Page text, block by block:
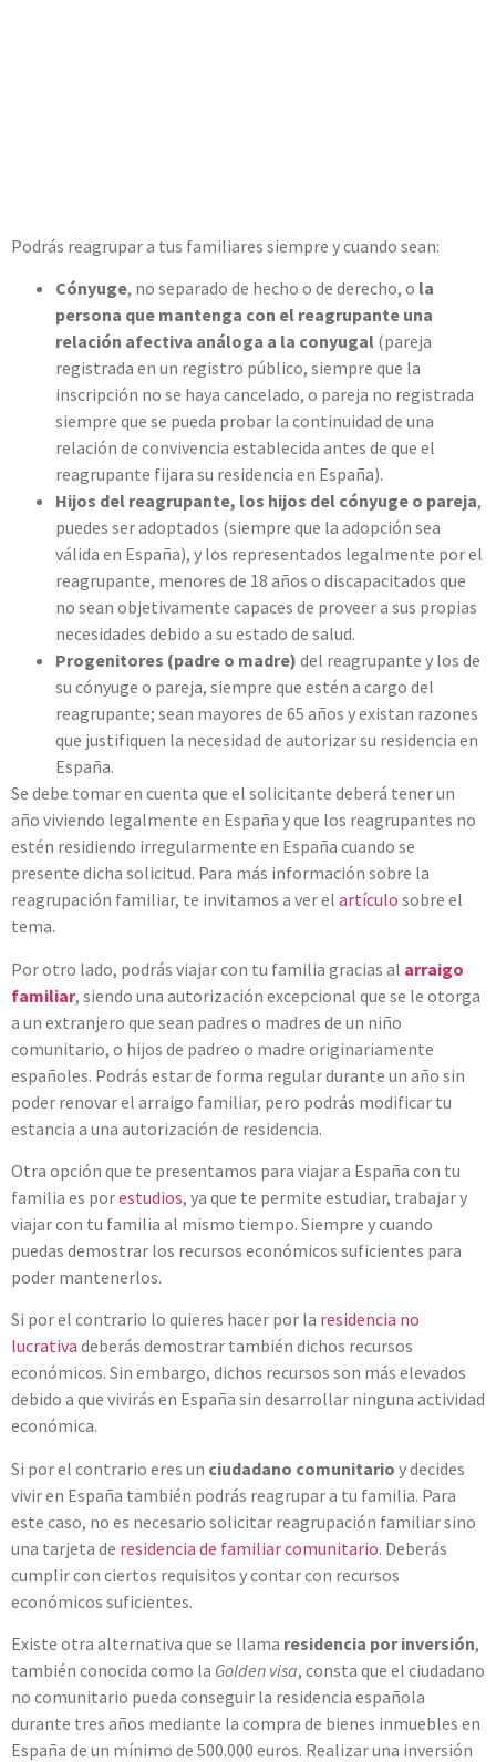
Podrás reagrupar a tus familiares siempre y cuando sean:
Cónyuge, no separado de hecho o de derecho, o la
persona que mantenga con el reagrupante una
relación afectiva análoga a la conyugal (pareja
registrada en un registro público, siempre que la
inscripción no se haya cancelado, o pareja no registrada
siempre que se pueda probar la continuidad de una
relación de convivencia establecida antes de que el
reagrupante fijara su residencia en España).
Hijos del reagrupante, los hijos del cónyuge o pareja,
puedes ser adoptados (siempre que la adopción sea
válida en España), y los representados legalmente por el
reagrupante, menores de 18 años o discapacitados que
no sean objetivamente capaces de proveer a sus propias
necesidades debido a su estado de salud.
Progenitores (padre o madre) del reagrupante y los de
su cónyuge o pareja, siempre que estén a cargo del
reagrupante; sean mayores de 65 años y existan razones
que justifiquen la necesidad de autorizar su residencia en
España.
Se debe tomar en cuenta que el solicitante deberá tener un
año viviendo legalmente en España y que los reagrupantes no
estén residiendo irregularmente en España cuando se
presente dicha solicitud. Para más información sobre la
reagrupación familiar, te invitamos a ver el artículo sobre el
tema.
Por otro lado, podrás viajar con tu familia gracias al arraigo
familiar, siendo una autorización excepcional que se le otorga
a un extranjero que sean padres o madres de un niño
comunitario, o hijos de padreo o madre originariamente
españoles. Podrás estar de forma regular durante un año sin
poder renovar el arraigo familiar, pero podrás modificar tu
estancia a una autorización de residencia.
Otra opción que te presentamos para viajar a España con tu
familia es porestudios, ya que te permite estudiar, trabajar y
viajar con tu familia al mismo tiempo. Siempre y cuando
puedas demostrar los recursos económicos suficientes para
poder mantenerlos.
Si por el contrario lo quieres hacer por la residencia no
lucrativa deberás demostrar también dichos recursos
económicos. Sin embargo, dichos recursos son más elevados
debido a que vivirás en España sin desarrollar ninguna actividad
económica.
Si por el contrario eres un ciudadano comunitario y decides
vivir en España también podrás reagrupar a tu familia. Para
este caso, no es necesario solicitar reagrupación familiar sino
una tarjeta de residencia de familiar comunitario. Deberás
cumplir con ciertos requisitos y contar con recursos
económicos suficientes.
Existe otra alternativa que se llama residencia por inversión,
también conocida como la Golden visa, consta que el ciudadano
no comunitario pueda conseguir la residencia española
durante tres años mediante la compra de bienes inmuebles en
España de un mínimo de 500.000 euros. Realizar una inversión